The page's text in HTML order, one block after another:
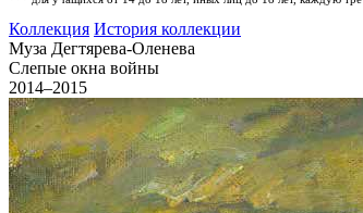
Коллекция История коллекции
Муза Дегтярева-Оленева
Слепые окна войны
2014–2015